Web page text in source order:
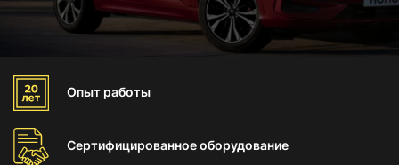
Опыт работы
Сертифицированноеоборудование